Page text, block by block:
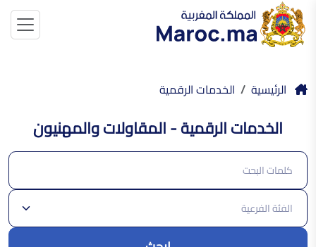
الرئيسية الخدمات الرقمية
الخدمات الرقمية - المقاولات والمهنيون